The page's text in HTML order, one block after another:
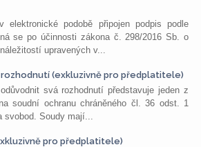
podobě připojen podpis podle
se po účinnosti zákona č. 298/2016 Sb. o
upravených v...
(exkluzivně pro předplatitele)
svá rozhodnutí představuje jeden z
soudní ochranu chráněného čl. 36 odst. 1
svobod. Soudy mají...
pro předplatitele)